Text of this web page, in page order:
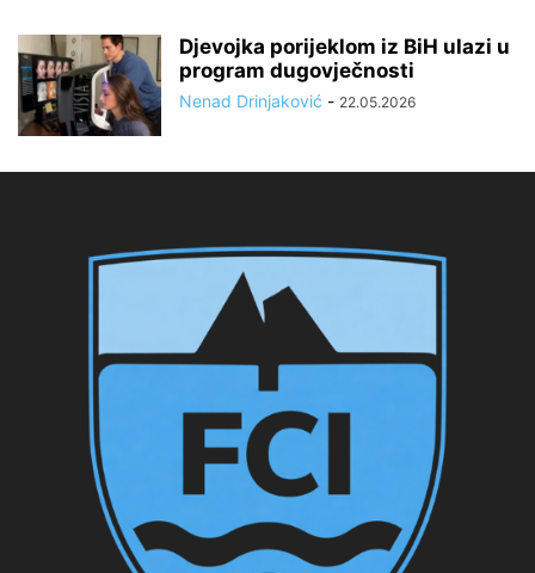
Djevojka porijeklom iz BiH ulazi u
program dugovječnosti
Nenad Drinjaković - 22.05.2026